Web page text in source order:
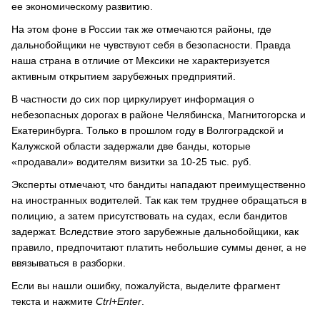
ее экономическому развитию.
На этом фоне в России так же отмечаются районы, где
дальнобойщики не чувствуют себя в безопасности. Правда
наша страна в отличие от Мексики не характеризуется
активным открытием зарубежных предприятий.
В частности до сих пор циркулирует информация о
небезопасных дорогах в районе Челябинска, Магнитогорска и
Екатеринбурга. Только в прошлом году в Волгоградской и
Калужской области задержали две банды, которые
«продавали» водителям визитки за 10-25 тыс. руб.
Эксперты отмечают, что бандиты нападают преимущественно
на иностранных водителей. Так как тем труднее обращаться в
полицию, а затем присутствовать на судах, если бандитов
задержат. Вследствие этого зарубежные дальнобойщики, как
правило, предпочитают платить небольшие суммы денег, а не
ввязываться в разборки.
Если вы нашли ошибку, пожалуйста, выделите фрагмент
текста и нажмите Ctrl+Enter